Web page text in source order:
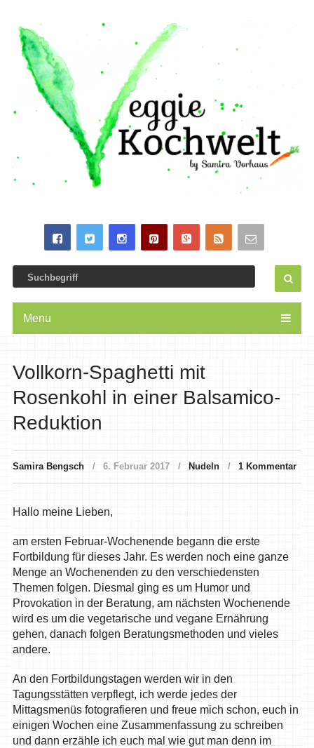
Menu
Vollkorn-Spaghetti mit
Rosenkohl in einer Balsamico-
Reduktion
Samira Bengsch 6. Februar 2017 Nudeln 1 Kommentar
Hallo meine Lieben,
am ersten Februar-Wochenende begann die erste
Fortbildung für dieses Jahr. Es werden noch eine ganze
Menge an Wochenenden zu den verschiedensten
Themen folgen. Diesmal ging es um Humor und
Provokation in der Beratung, am nächsten Wochenende
wird es um die vegetarische und vegane Ernährung
gehen, danach folgen Beratungsmethoden und vieles
andere.
An den Fortbildungstagen werden wir in den
Tagungsstätten verpflegt, ich werde jedes der
Mittagsmenüs fotografieren und freue mich schon, euch in
einigen Wochen eine Zusammenfassung zu schreiben
und dann erzähle ich euch mal wie gut man denn im